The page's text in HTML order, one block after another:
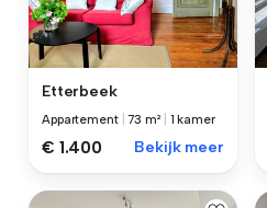
Etterbeek
Appartement |73 m² 1 kamer
€ 1.400 Bekijk meer